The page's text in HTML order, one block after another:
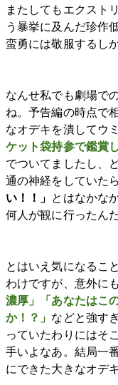
またしてもエクスト
う暴挙に及んだ珍作
蛮勇には敬服するしか
なんせ私でも劇場で
ね。予告編の時点で
なオデキを潰してウ
ケット袋持参で鑑賞
でついてましたし、
通の神経をしていたら
い！！」 とはなかな
何人が観に行ったんだ
とはいえ気になるこ
わけですが、意外に
濃厚」「あなたはこ
か！？」 などと強す
っていたわりにはそ
手いよなあ。結局一
にできた大きなオデ